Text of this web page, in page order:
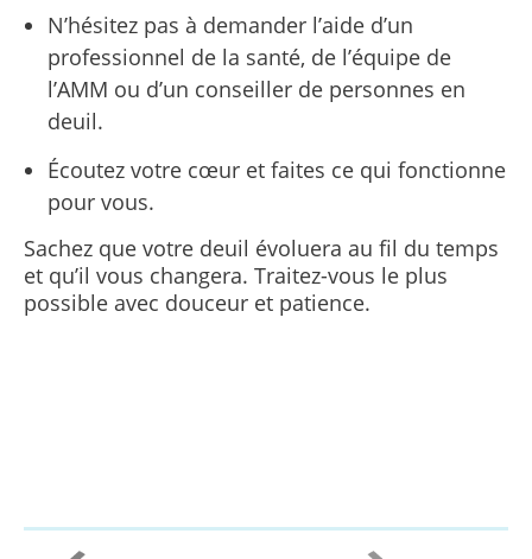
N’hésitez pas à demander l’aide d’un
professionnel de la santé, de l’équipe de
l’AMM ou d’un conseiller de personnes en
deuil.
Écoutez votre cœur et faites ce qui fonctionne
pour vous.
Sachez que votre deuil évoluera au fil du temps
et qu’il vous changera. Traitez-vous le plus
possible avec douceur et patience.